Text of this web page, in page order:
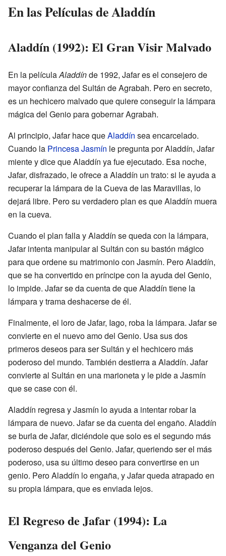
En las Películas de Aladdín
Aladdín (1992): El Gran Visir Malvado
En la películaAladdínde 1992, Jafar es el consejero de
mayor confianza del Sultán de Agrabah. Pero en secreto,
es un hechicero malvado que quiere conseguir la lámpara
mágica del Genio para gobernar Agrabah.
Al principio, Jafar hace queAladdín sea encarcelado.
Cuando la Princesa Jasmín le pregunta por Aladdín, Jafar
miente y dice que Aladdín ya fue ejecutado. Esa noche,
Jafar, disfrazado, le ofrece a Aladdín un trato: si le ayuda a
recuperar la lámpara de la Cueva de las Maravillas, lo
dejará libre. Pero su verdadero plan es que Aladdín muera
en la cueva.
Cuando el plan falla y Aladdín se queda con la lámpara,
Jafar intenta manipular al Sultán con su bastón mágico
para que ordene su matrimonio con Jasmín. Pero Aladdín,
que se ha convertido en príncipe con la ayuda del Genio,
lo impide. Jafar se da cuenta de que Aladdín tiene la
lámpara y trama deshacerse de él.
Finalmente, el loro de Jafar, Iago, roba la lámpara. Jafar se
convierte en el nuevo amo del Genio. Usa sus dos
primeros deseos para ser Sultán y el hechicero más
poderoso del mundo. También destierra a Aladdín. Jafar
convierte al Sultán en una marioneta y le pide a Jasmín
que se case con él.
Aladdín regresa y Jasmín lo ayuda a intentar robar la
lámpara de nuevo. Jafar se da cuenta del engaño. Aladdín
se burla de Jafar, diciéndole que solo es el segundo más
poderoso después del Genio. Jafar, queriendo ser el más
poderoso, usa su último deseo para convertirse en un
genio. Pero Aladdín lo engaña, y Jafar queda atrapado en
su propia lámpara, que es enviada lejos.
El Regreso de Jafar (1994): La
Venganza del Genio